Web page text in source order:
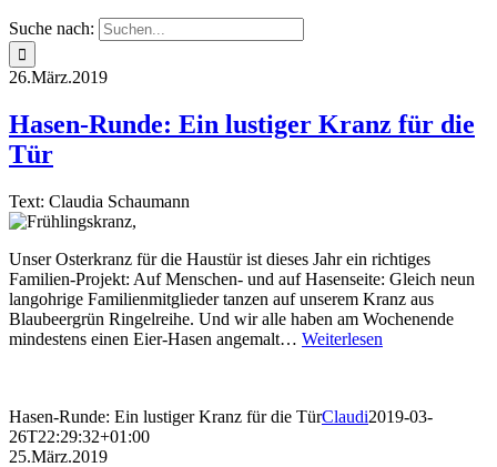
Suche nach:
26.März.2019
Hasen-Runde: Ein lustiger Kranz für die
Tür
Text: Claudia Schaumann
Unser Osterkranz für die Haustür ist dieses Jahr ein richtiges
Familien-Projekt: Auf Menschen- und auf Hasenseite: Gleich neun
langohrige Familienmitglieder tanzen auf unserem Kranz aus
Blaubeergrün Ringelreihe. Und wir alle haben am Wochenende
mindestens einen Eier-Hasen angemalt… Weiterlesen
Hasen-Runde: Ein lustiger Kranz für die TürClaudi2019-03-
26T22:29:32+01:00
25.März.2019